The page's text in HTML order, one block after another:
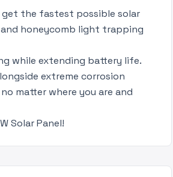
get the fastest possible solar
honeycomb light trapping
while extending battery life.
extreme corrosion
matter where you are and
Solar Panel!